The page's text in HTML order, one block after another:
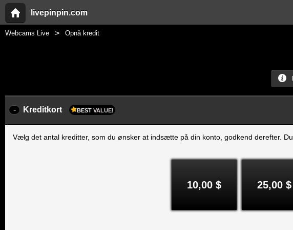
livepinpin.com
Webcams Live Opnå kredit
- Kreditkort BEST VALUE!
Vælg det antal kreditter, som du ønsker at indsætte på din konto, godkend derefter.
10,00 $ 25,00 $